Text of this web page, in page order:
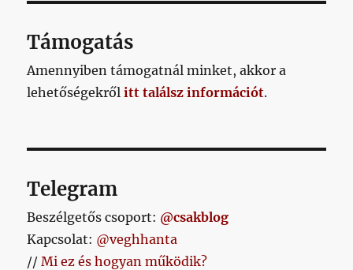
Támogatás
Amennyiben támogatnál minket, akkor a
lehetőségekrőlitt találsz információt.
Telegram
Beszélgetős csoport: @csakblog
Kapcsolat: @veghhanta
//Mi ez és hogyan működik?